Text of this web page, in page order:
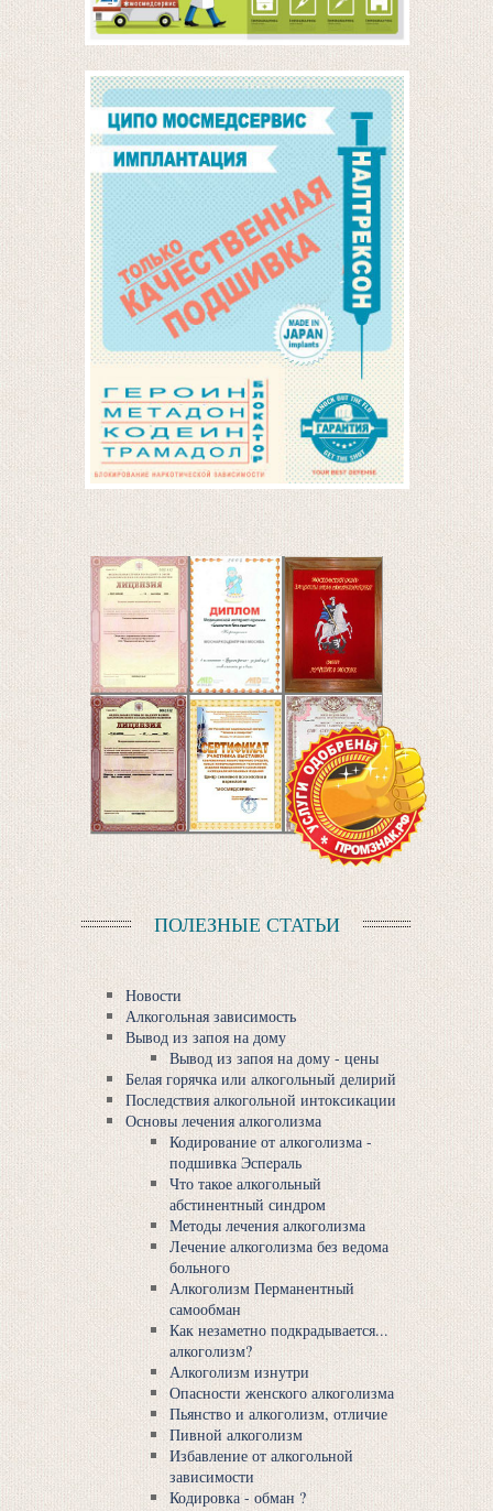
ПОЛЕЗНЫЕ СТАТЬИ
Новости
Алкогольная зависимость
Вывод из запоя на дому
Вывод из запоя на дому - цены
Белая горячка или алкогольный делирий
Последствия алкогольной интоксикации
Основы лечения алкоголизма
Кодирование от алкоголизма -
подшивка Эспeрaль
Что такое алкогольный
абстинентный синдром
Методы лечения алкоголизма
Лечение алкоголизма без ведома
больного
Алкоголизм Перманентный
самообман
Как незаметно подкрадывается...
алкоголизм?
Алкоголизм изнутри
Опасности женского алкоголизма
Пьянство и алкоголизм, отличие
Пивной алкоголизм
Избавление от алкогольной
зависимости
Кодировка - обман ?